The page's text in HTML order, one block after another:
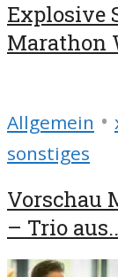
Explosive
Marathon
Allgemein •
sonstiges
Vorschau
– Trio